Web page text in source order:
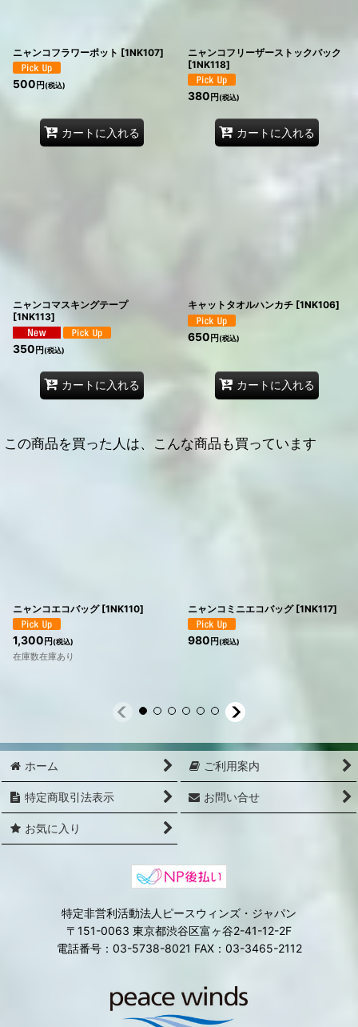
ニャンコフラワーポット [1NK107]
500 円(税込)
カートに入れる
ニャンコフリーザーストックバック
[1NK118]
380 円(税込)
カートに入れる
ニャンコマスキングテープ
[1NK113]
350 円(税込)
カートに入れる
キャットタオルハンカチ [1NK106]
650 円(税込)
カートに入れる
この商品を買った人は、こんな商品も買っています
ニャンコエコバッグ [1NK110]
1,300 円(税込)
在庫数在庫あり
ニャンコミニエコバッグ [1NK117]
980 円(税込)
ホーム ご利用案内
特定商取引法表示 お問い合せ
お気に入り
特定非営利活動法人ピースウィンズ・ジャパン
〒151-0063 東京都渋谷区富ヶ谷2-41-12-2F
電話番号：03-5738-8021 FAX：03-3465-2112